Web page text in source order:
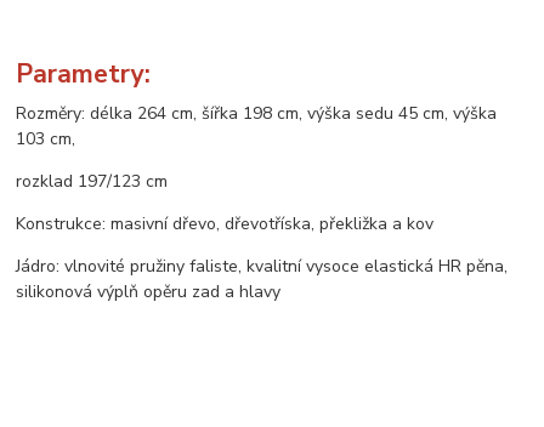
Parametry:
Rozměry: délka 264 cm, šířka 198 cm, výška sedu 45 cm, výška
103 cm,
rozklad 197/123 cm
Konstrukce: masivní dřevo, dřevotříska, překližka a kov
Jádro: vlnovité pružiny faliste, kvalitní vysoce elastická HR pěna,
silikonová výplň opěru zad a hlavy